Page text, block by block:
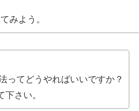
みよう。
ってどうやればいいですか？
さい。